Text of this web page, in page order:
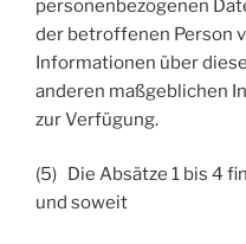
personenbezogenen
der betroffenen Person
Informationen über
anderen maßgeblichen
zur Verfügung.
(5) Die Absätze 1 bis 4
und soweit